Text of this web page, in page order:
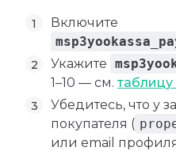
Включите
Укажите
1–10 — см.таблицу
Убедитесь, что у
покупателя (
или email